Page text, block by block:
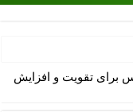
محبت شوهر
بخش
برای تقویت و افزایش